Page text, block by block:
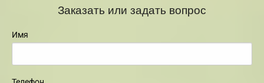
Заказать или задать вопрос
Имя